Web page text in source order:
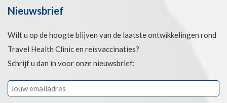
Nieuwsbrief
Wilt u op de hoogte blijven van de laatste ontwikkelingen rond
Travel Health Clinic en reisvaccinaties?
Schrijf u dan in voor onze nieuwsbrief: